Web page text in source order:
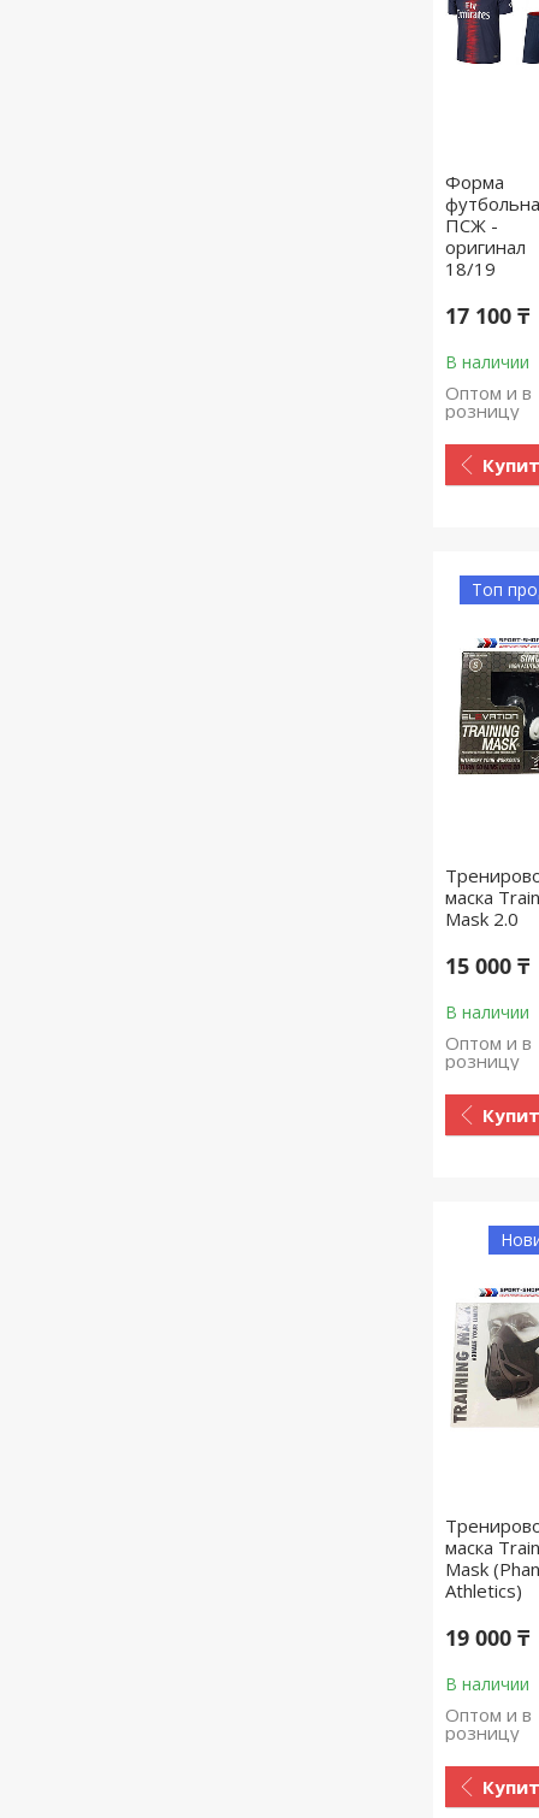
Форма
ПСЖ -
оригинал
18/19
17 100 ₸
В наличии
Оптом и в
розницу
Топ
маска
Mask 2.0
15 000 ₸
В наличии
Оптом и в
розницу
маска
Mask
Athletics)
19 000 ₸
В наличии
Оптом и в
розницу